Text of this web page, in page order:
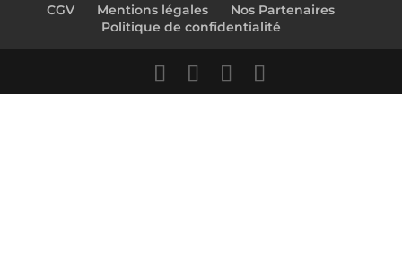
CGV Mentions légales
Nos Partenaires
Politique de confidentialité